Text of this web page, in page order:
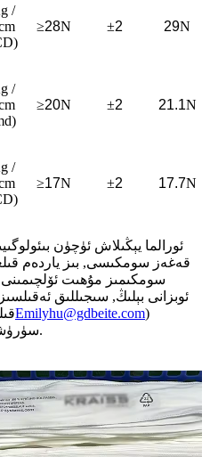
/
≥28N ±2 29N
/
≥20N ±2 21.1N
/
≥17N ±2 17.7N
ئورالما يېڭىلاش ئۈچۈن
قەغەز سومكىسى, بىز ياردەم
سومكىمىز مۇھىت
ئوبزانى بېلىڭ, سىجىللىق
Emilyhu@gdbeite.com)
سۈرۈشتۈرۈش ياكى ئېھتىياج ۋاقتىدا.